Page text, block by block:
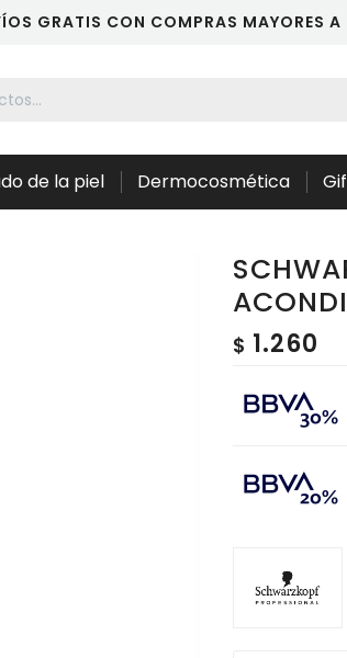
GRATIS CON COMPRAS MAYORES
de la piel Dermocosmética
$ 1.260